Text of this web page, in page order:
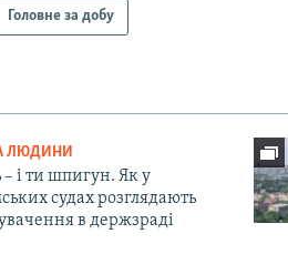
Головне за добу
ЛЮДИНИ
і ти шпигун. Як у
судах розглядають
в держзраді